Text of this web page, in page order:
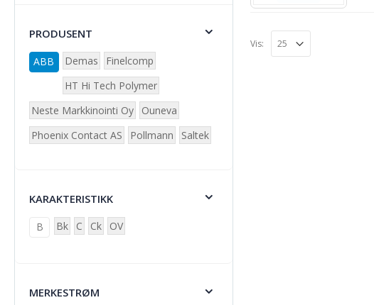
Vis:
PRODUSENT
ABB Demas
Finelcomp
HT Hi Tech Polymer
Neste Markkinointi Oy
Ouneva
Phoenix Contact AS
Pollmann Saltek
KARAKTERISTIKK
B Bk C Ck OV
MERKESTRØM